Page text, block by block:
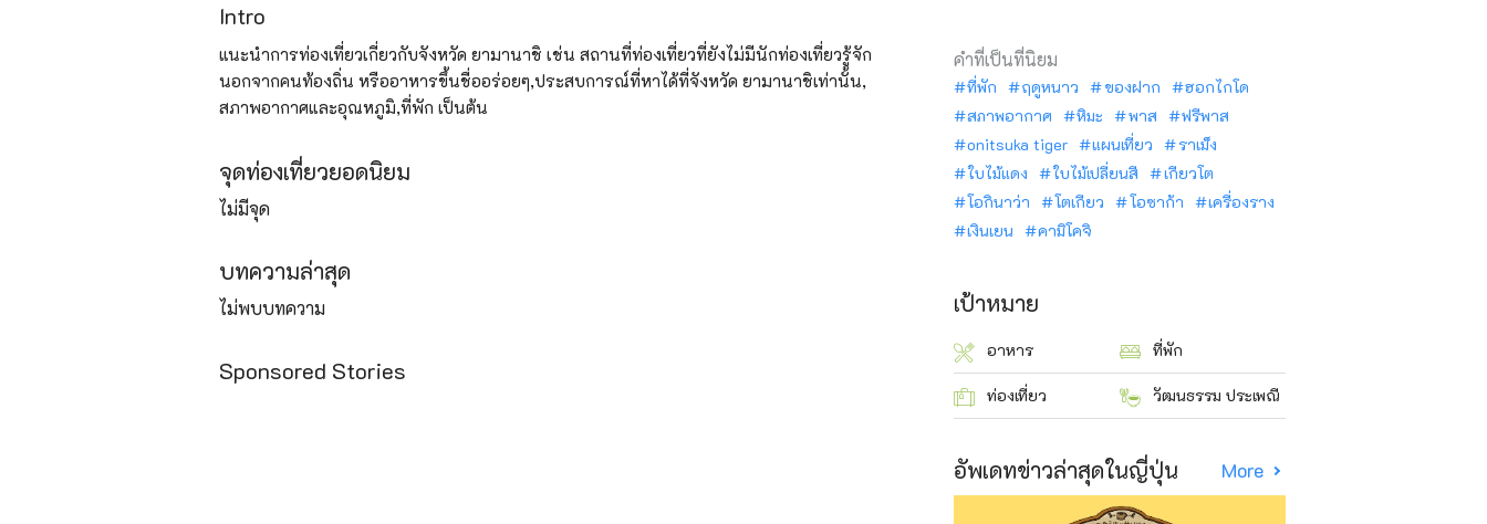
Intro
แนะนำการท่องเที่ยวเกี่ยวกับจังหวัด ยามานาชิ เช่น สถานที่ท่องเที่ยวที่ยังไม่มีนักท่องเที่ยวรู้จัก
นอกจากคนท้องถิ่น หรืออาหารขึ้นชื่ออร่อยๆ,ประสบการณ์ที่หาได้ที่จังหวัด ยามานาชิเท่านั้น,
สภาพอากาศและอุณหภูมิ,ที่พัก เป็นต้น
จุดท่องเที่ยวยอดนิยม
ไม่มีจุด
บทความล่าสุด
ไม่พบบทความ
Sponsored Stories
คำที่เป็นที่นิยม
ที่พัก ฤดูหนาว ของฝาก
ฮอกไกโด
สภาพอากาศ
หิมะ พาส
ฟรีพาส
onitsuka tiger
แผนเที่ยว
ราเม็ง
ใบไม้แดง
ใบไม้เปลี่ยนสี
เกียวโต
โอกินาว่า
โตเกียว โอซาก้า
เครื่องราง
เงินเยน
คามิโคจิ
เป้าหมาย
อาหาร ที่พัก
ท่องเที่ยว วัฒนธรรม ประเพณี
อัพเดทข่าวล่าสุดในญี่ปุ่น More